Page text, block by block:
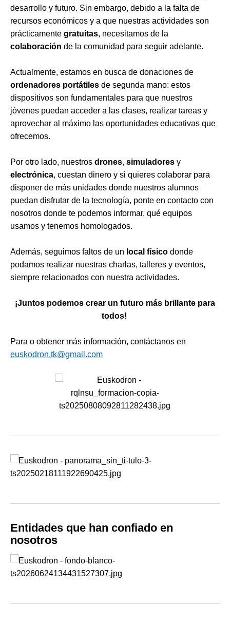
desarrollo y futuro. Sin embargo, debido a la falta de
recursos económicos y a que nuestras actividades son
prácticamente gratuitas, necesitamos de la
colaboración de la comunidad para seguir adelante.
Actualmente, estamos en busca de donaciones de
ordenadores portátiles de segunda mano: estos
dispositivos son fundamentales para que nuestros
jóvenes puedan acceder a las clases, realizar tareas y
aprovechar al máximo las oportunidades educativas que
ofrecemos.
Por otro lado, nuestros drones, simuladores y
electrónica, cuestan dinero y si quieres colaborar para
disponer de más unidades donde nuestros alumnos
puedan disfrutar de la tecnología, ponte en contacto con
nosotros donde te podemos informar, qué equipos
usamos y tenemos homologados.
Además, seguimos faltos de un local físico donde
podamos realizar nuestras charlas, talleres y eventos,
siempre relacionados con nuestra actividades.
¡Juntos podemos crear un futuro más brillante para
todos!
Para o obtener más información, contáctanos en
euskodron.tk@gmail.com
Entidades que han confiado en
nosotros